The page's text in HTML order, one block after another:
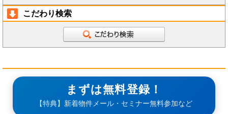
使用、不正使用等により会員に損害が生じた場合においても、当社は一切の責任を負いませ
ん。
会員は、紛失、喪失、盗難、誤使用、不正使用等が発生した場合、もしくは第三者に知られ
た場合、またそのおそれがある場合、速やかに当社もしくは導入店にその旨を報告し、指示
に従うものとします。
第4条（個人情報）
当社もしくは導入店は、会員から得た個人情報(以下「個人情報」)を本サービス運営、店舗
者も含みます）、導入店、導入店の関連会社、本サービスの会員・業務委託先・フランチャ
裁判所・警察等の要請がある場合を除きます。
会員が自らの個人情報の変更もしくは削除を希望する場合、当社および導入店へそれぞれ連
絡するものとし、当社もしくは導入店は本人確認等の所定の手続きを経て、個人情報を変更
もしくは削除するものとします。
こだわり検索
まずは無料登録！
【特典】新着物件メール・セミナー無料参加など